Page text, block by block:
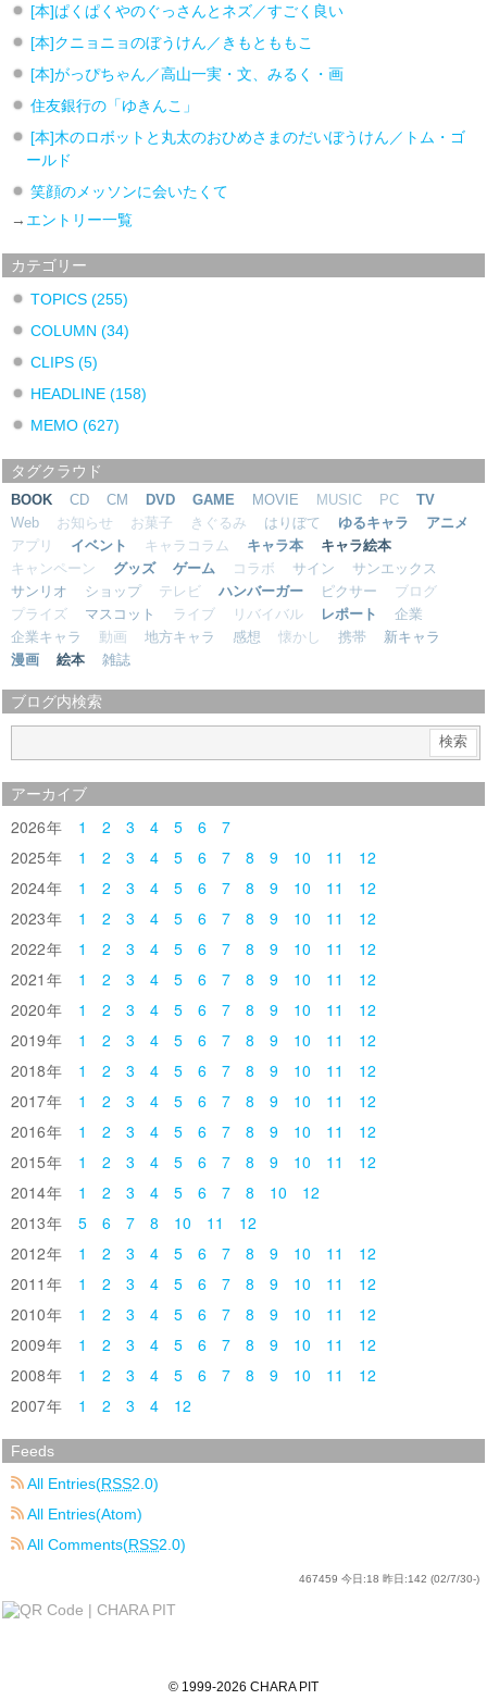
[本]ぱくぱくやのぐっさんとネズ／すごく良い
[本]クニョニョのぼうけん／きもとももこ
[本]がっぴちゃん／高山一実・文、みるく・画
住友銀行の「ゆきんこ」
[本]木のロボットと丸太のおひめさまのだいぼうけん／トム・ゴ
ールド
笑顔のメッソンに会いたくて
→ エントリー一覧
カテゴリー
TOPICS(255)
COLUMN(34)
CLIPS(5)
HEADLINE(158)
MEMO(627)
タグクラウド
BOOK CD CM DVD GAME MOVIE MUSIC PC
TV
Web
お知らせ お菓子 きぐるみ はりぼて ゆるキャラ
アニメ
アプリ
イベント キャラコラム キャラ本
キャラ絵本
キャンペーン
グッズ ゲーム コラボ サイン
サンエックス
サンリオ
ショップ テレビ ハンバーガー ピクサー
ブログ
プライズ
マスコット ライブ リバイバル レポート
企業
企業キャラ
動画 地方キャラ 感想 懐かし 携帯
新キャラ
漫画
絵本 雑誌
ブログ内検索
アーカイブ
2026 1 2 3 4 5 6
7
2025
1 2 3 4 5 6 7 8 9 10 11
12
2024
1 2 3 4 5 6 7 8 9 10 11
12
2023
1 2 3 4 5 6 7 8 9 10 11
12
2022
1 2 3 4 5 6 7 8 9 10 11
12
2021
1 2 3 4 5 6 7 8 9 10 11
12
2020
1 2 3 4 5 6 7 8 9 10 11
12
2019
1 2 3 4 5 6 7 8 9 10 11
12
2018
1 2 3 4 5 6 7 8 9 10 11
12
2017
1 2 3 4 5 6 7 8 9 10 11
12
2016
1 2 3 4 5 6 7 8 9 10 11
12
2015
1 2 3 4 5 6 7 8 9 10 11
12
2014
1 2 3 4 5 6 7 8 10
12
2013
5 6 7 8 10 11
12
2012
1 2 3 4 5 6 7 8 9 10 11
12
2011
1 2 3 4 5 6 7 8 9 10 11
12
2010
1 2 3 4 5 6 7 8 9 10 11
12
2009
1 2 3 4 5 6 7 8 9 10 11
12
2008
1 2 3 4 5 6 7 8 9 10 11
12
2007
1 2 3 4 12
Feeds
All Entries(RSS2.0)
All Entries(Atom)
All Comments(RSS2.0)
467459 今日:18 昨日:142 (02/7/30-)
© 1999-2026 CHARA PIT